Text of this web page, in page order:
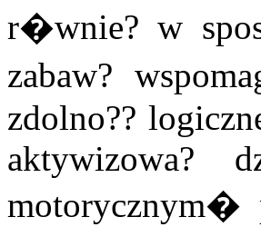
r�wnie? w
zabaw?
zdolno??
aktywizowa?
motorycznym�